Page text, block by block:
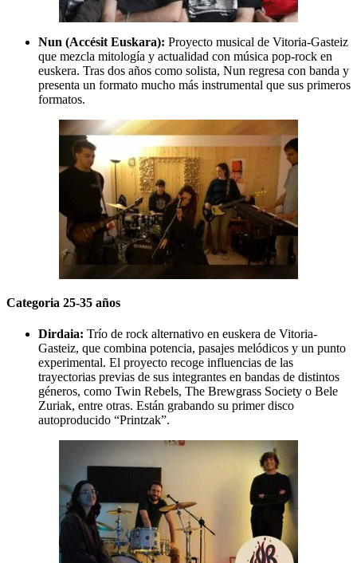
Nun (Accésit Euskara): Proyecto musical de Vitoria-Gasteiz
que mezcla mitología y actualidad con música pop-rock en
euskera. Tras dos años como solista, Nun regresa con banda y
presenta un formato mucho más instrumental que sus primeros
formatos.
Categoria 25-35 años
Dirdaia: Trío de rock alternativo en euskera de Vitoria-
Gasteiz, que combina potencia, pasajes melódicos y un punto
experimental. El proyecto recoge influencias de las
trayectorias previas de sus integrantes en bandas de distintos
géneros, como Twin Rebels, The Brewgrass Society o Bele
Zuriak, entre otras. Están grabando su primer disco
autoproducido “Printzak”.